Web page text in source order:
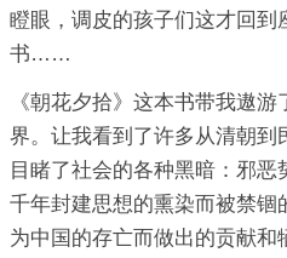
瞪眼，调皮的孩子们这才回到
书……
《朝花夕拾》这本书带我遨
界。让我看到了许多从清朝到
目睹了社会的各种黑暗：邪恶
千年封建思想的熏染而被禁锢
为中国的存亡而做出的贡献